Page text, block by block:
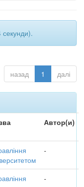
секунди).
назад 1 далі
Автор(и)
-
-